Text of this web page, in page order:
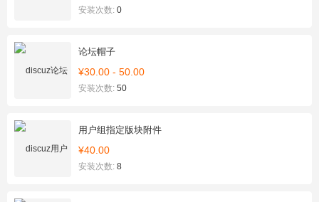
安装次数: 0
论坛帽子
¥30.00 - 50.00
安装次数: 50
用户组指定版块附件
¥40.00
安装次数: 8